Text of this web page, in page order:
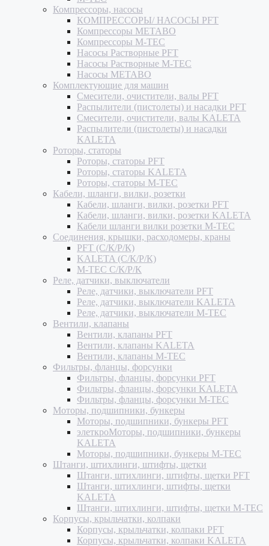
Компрессоры, насосы
КОМПРЕССОРЫ/ НАСОСЫ PFT
Компрессоры METABO
Компрессоры M-TEC
Насосы Растворные PFT
Насосы Растворные M-TEC
Насосы METABO
Комплектующие для машин
Смесители, очистители, валы PFT
Распылители (пистолеты) и насадки PFT
Смесители, очистители, валы KALETA
Распылители (пистолеты) и насадки
KALETA
Роторы, статоры
Роторы, статоры PFT
Роторы, статоры KALETA
Роторы, статоры M-TEC
Кабели, шланги, вилки, розетки
Кабели, шланги, вилки, розетки PFT
Кабели, шланги, вилки, розетки KALETA
Кабели шланги вилки розетки M-TEC
Соединения, крышки, расходомеры, краны
PFT (С/К/Р/К)
KALETA (С/К/Р/К)
M-TEC С/К/Р/К
Реле, датчики, выключатели
Реле, датчики, выключатели PFT
Реле, датчики, выключатели KALETA
Реле, датчики, выключатели M-TEC
Вентили, клапаны
Вентили, клапаны PFT
Вентили, клапаны KALETA
Вентили, клапаны M-TEC
Фильтры, фланцы, форсунки
Фильтры, фланцы, форсунки PFT
Фильтры, фланцы, форсунки KALETA
Фильтры, фланцы, форсунки M-TEC
Моторы, подшипники, бункеры
Моторы, подшипники, бункеры PFT
элеткроМоторы, подшипники, бункеры
KALETA
Моторы, подшипники, бункеры M-TEC
Штанги, штихлинги, штифты, щетки
Штанги, штихлинги, штифты, щетки PFT
Штанги, штихлинги, штифты, щетки
KALETA
Штанги, штихлинги, штифты, щетки M-TEC
Корпусы, крыльчатки, колпаки
Корпусы, крыльчатки, колпаки PFT
Корпусы, крыльчатки, колпаки KALETA